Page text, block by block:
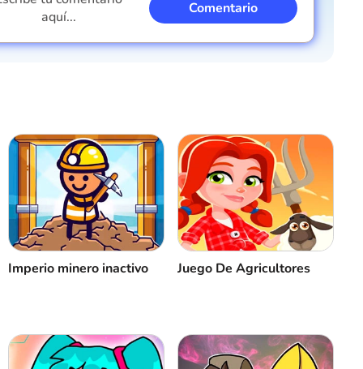
aquí...
Comentario
Cancelar Comentario
Imperio minero inactivo Juego De Agricultores